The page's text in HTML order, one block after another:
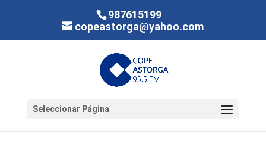
987615199
copeastorga@yahoo.com
Seleccionar Página